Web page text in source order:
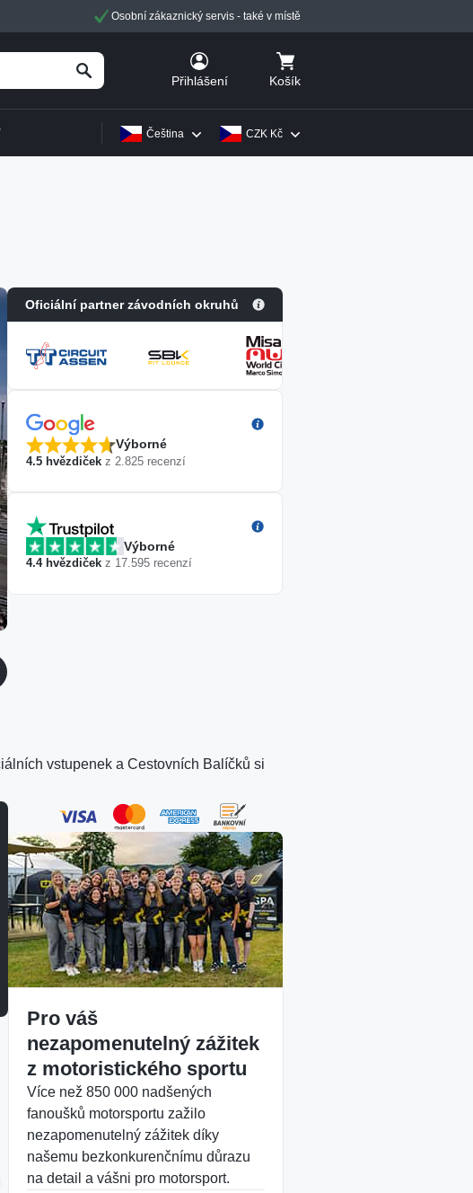
Osobní zákaznický servis - také v místě
Přihlášení Košík
CZK Kč
Čeština
Oficiální partner závodních okruhů
Výborné
4.5 hvězdiček z 2.825 recenzí
Výborné
4.4hvězdiček z 17.595 recenzí
vstupenek a Cestovních Balíčků si
Pro váš
nezapomenutelný zážitek
z motoristického sportu
Více než 850 000 nadšených
fanoušků motorsportu zažilo
nezapomenutelný zážitek díky
našemu bezkonkurenčnímu důrazu
na detail a vášni pro motorsport.